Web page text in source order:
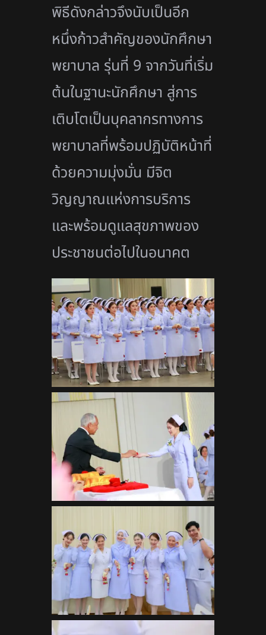
พิธีดังกล่าวจึงนับเป็นอีก
หนึ่งก้าวสำคัญของนักศึกษา
พยาบาล รุ่นที่ 9 จากวันที่เริ่ม
ต้นในฐานะนักศึกษา สู่การ
เติบโตเป็นบุคลากรทางการ
พยาบาลที่พร้อมปฏิบัติหน้าที่
ด้วยความมุ่งมั่น มีจิต
วิญญาณแห่งการบริการ
และพร้อมดูแลสุขภาพของ
ประชาชนต่อไปในอนาคต